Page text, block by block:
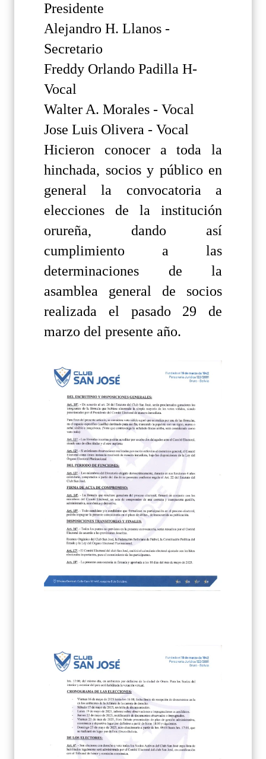
Presidente
Alejandro H. Llanos -
Secretario
Freddy Orlando Padilla H-
Vocal
Walter A. Morales - Vocal
Jose Luis Olivera - Vocal
Hicieron conocer a toda la
hinchada, socios y público en
general la convocatoria a
elecciones de la institución
orureña, dando así
cumplimiento a las
determinaciones de la
asamblea general de socios
realizada el pasado 29 de
marzo del presente año.